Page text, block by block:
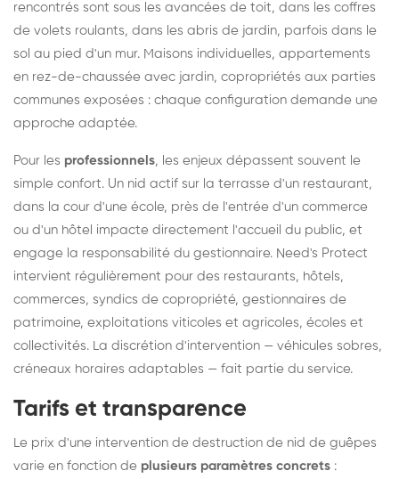
rencontrés sont sous les avancées de toit, dans les coffres
de volets roulants, dans les abris de jardin, parfois dans le
sol au pied d'un mur. Maisons individuelles, appartements
en rez-de-chaussée avec jardin, copropriétés aux parties
communes exposées : chaque configuration demande une
approche adaptée.
Pour les professionnels, les enjeux dépassent souvent le
simple confort. Un nid actif sur la terrasse d'un restaurant,
dans la cour d'une école, près de l'entrée d'un commerce
ou d'un hôtel impacte directement l'accueil du public, et
engage la responsabilité du gestionnaire. Need's Protect
intervient régulièrement pour des restaurants, hôtels,
commerces, syndics de copropriété, gestionnaires de
patrimoine, exploitations viticoles et agricoles, écoles et
collectivités. La discrétion d'intervention — véhicules sobres,
créneaux horaires adaptables — fait partie du service.
Tarifs et transparence
Le prix d'une intervention de destruction de nid de guêpes
varie en fonction de plusieurs paramètres concrets :